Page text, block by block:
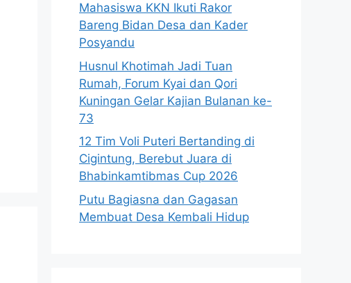
Mahasiswa KKN Ikuti Rakor
Bareng Bidan Desa dan Kader
Posyandu
Husnul Khotimah Jadi Tuan
Rumah, Forum Kyai dan Qori
Kuningan Gelar Kajian Bulanan ke-
73
12 Tim Voli Puteri Bertanding di
Cigintung, Berebut Juara di
Bhabinkamtibmas Cup 2026
Putu Bagiasna dan Gagasan
Membuat Desa Kembali Hidup